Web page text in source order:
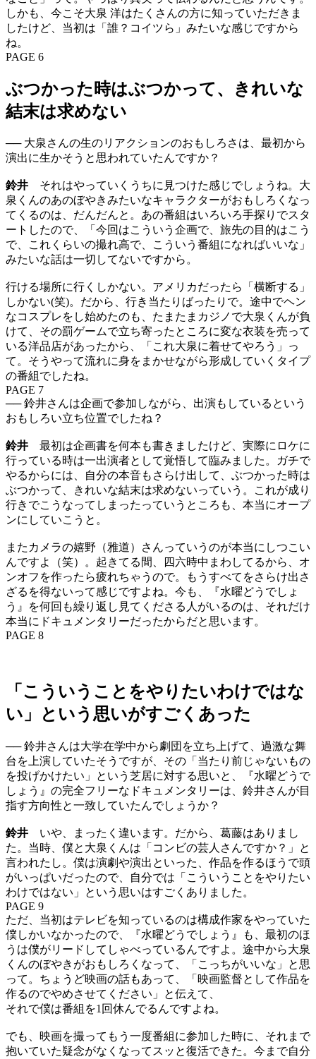
しかも、今こそ大泉 洋はたくさんの方に知っていただきま
したけど、当初は「誰？コイツら」みたいな感じですから
ね。
PAGE 6
ぶつかった時はぶつかって、きれいな
結末は求めない
── 大泉さんの生のリアクションのおもしろさは、最初から
演出に生かそうと思われていたんですか？
鈴井 それはやっていくうちに見つけた感じでしょうね。大
泉くんのあのぼやきみたいなキャラクターがおもしろくなっ
てくるのは、だんだんと。あの番組はいろいろ手探りでスタ
ートしたので、「今回はこういう企画で、旅先の目的はこう
で、これくらいの撮れ高で、こういう番組になればいいな」
みたいな話は一切してないですから。
行ける場所に行くしかない。アメリカだったら「横断する」
しかない(笑)。だから、行き当たりばったりで。途中でヘン
なコスプレをし始めたのも、たまたまカジノで大泉くんが負
けて、その罰ゲームで立ち寄ったところに変な衣装を売って
いる洋品店があったから、「これ大泉に着せてやろう」っ
て。そうやって流れに身をまかせながら形成していくタイプ
の番組でしたね。
PAGE 7
── 鈴井さんは企画で参加しながら、出演もしているという
おもしろい立ち位置でしたね？
鈴井 最初は企画書を何本も書きましたけど、実際にロケに
行っている時は一出演者として覚悟して臨みました。ガチで
やるからには、自分の本音もさらけ出して、ぶつかった時は
ぶつかって、きれいな結末は求めないっていう。これが成り
行きでこうなってしまったっていうところも、本当にオープ
ンにしていこうと。
またカメラの嬉野（雅道）さんっていうのが本当にしつこい
んですよ（笑）。起きてる間、四六時中まわしてるから、オ
ンオフを作ったら疲れちゃうので。もうすべてをさらけ出さ
ざるを得ないって感じですよね。今も、『水曜どうでしょ
う』を何回も繰り返し見てくださる人がいるのは、それだけ
本当にドキュメンタリーだったからだと思います。
PAGE 8
「こういうことをやりたいわけではな
い」という思いがすごくあった
── 鈴井さんは大学在学中から劇団を立ち上げて、過激な舞
台を上演していたそうですが、その「当たり前じゃないもの
を投げかけたい」という芝居に対する思いと、『水曜どうで
しょう』の完全フリーなドキュメンタリーは、鈴井さんが目
指す方向性と一致していたんでしょうか？
鈴井 いや、まったく違います。だから、葛藤はありまし
た。当時、僕と大泉くんは「コンビの芸人さんですか？」と
言われたし。僕は演劇や演出といった、作品を作るほうで頭
がいっぱいだったので、自分では「こういうことをやりたい
わけではない」という思いはすごくありました。
PAGE 9
ただ、当初はテレビを知っているのは構成作家をやっていた
僕しかいなかったので、『水曜どうでしょう』も、最初のほ
うは僕がリードしてしゃべっているんですよ。途中から大泉
くんのぼやきがおもしろくなって、「こっちがいいな」と思
って。ちょうど映画の話もあって、「映画監督として作品を
作るのでやめさせてください」と伝えて、
それで僕は番組を1回休んでるんですよね。
でも、映画を撮ってもう一度番組に参加した時に、それまで
抱いていた疑念がなくなってスッと復活できた。今まで自分